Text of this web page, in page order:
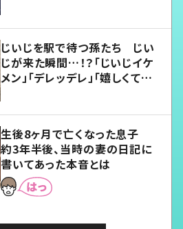
じいじを駅で待つ孫たち じい
じが来た瞬間…！？「じいじイケ
メン」「デレッデレ」「嬉しくて可
生後8ヶ月で亡くなった息子
約3年半後、当時の妻の日記に
書いてあった本音とは